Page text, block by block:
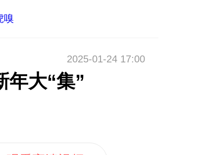
2025-01-24 17:00
年大“集”